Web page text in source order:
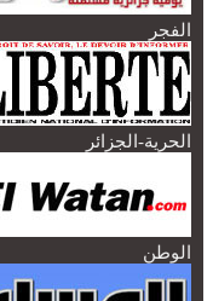
الفجر
الحرية-الجزائر
الوطن